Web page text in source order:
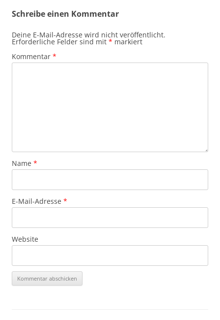
Schreibe einen Kommentar
Deine E-Mail-Adresse wird nicht veröffentlicht.
Erforderliche Felder sind mit * markiert
Kommentar *
Name *
E-Mail-Adresse *
Website